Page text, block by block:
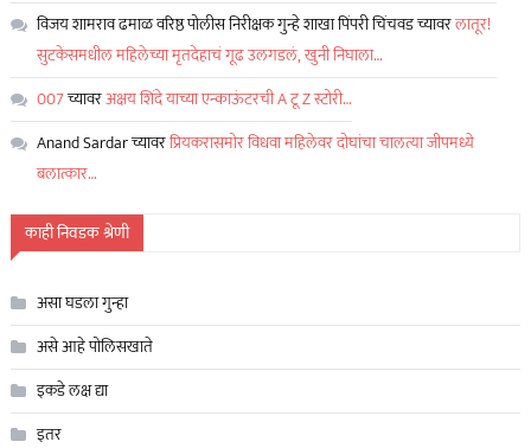
विजय शामराव ढमाळ वरिष्ठ पोलीस निरीक्षक गुन्हे शाखा पिंपरी चिंचवडच्यावरलातूर!
सुटकेसमधील महिलेच्या मृतदेहाचं गूढ उलगडलं, खुनी निघाला…
007च्यावरअक्षय शिंदे याच्या एन्काऊंटरची A टू Z स्टोरी…
Anand Sardarच्यावरप्रियकरासमोर विधवा महिलेवर दोघांचा चालत्या जीपमध्ये
बलात्कार…
काही निवडक श्रेणी
असा घडला गुन्हा
असे आहे पोलिसखाते
इकडे लक्ष द्या
इतर